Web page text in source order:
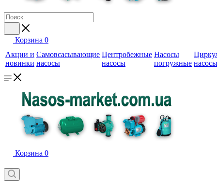
Корзина 0
Акции и
новинки
Самовсасывающие
насосы
Центробежные
насосы
Насосы
погружные насосы
Корзина 0